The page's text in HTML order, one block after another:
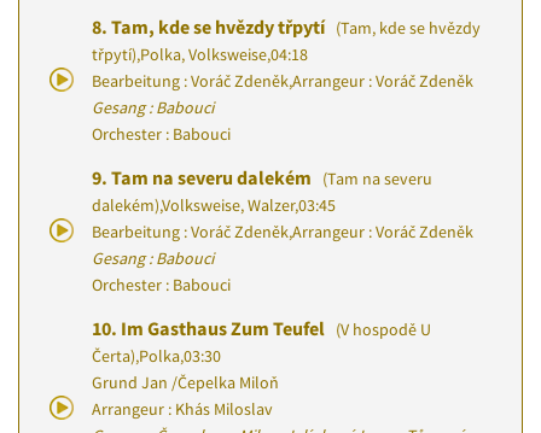
8. Tam, kde se hvězdy třpytí (Tam, kde se hvězdy
třpytí),Polka, Volksweise,04:18
Bearbeitung : Voráč Zdeněk,Arrangeur : Voráč Zdeněk
Gesang : Babouci
Orchester : Babouci
9. Tam na severu dalekém
(Tam na severu
dalekém),Volksweise, Walzer,03:45
Bearbeitung : Voráč Zdeněk,Arrangeur : Voráč Zdeněk
Gesang : Babouci
Orchester : Babouci
10. Im Gasthaus Zum Teufel (V hospodě U
Čerta),Polka,03:30
Grund Jan /Čepelka Miloň
Arrangeur : Khás Miloslav